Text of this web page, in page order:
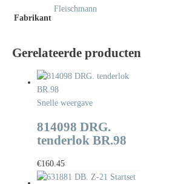
Fabrikant
Fleischmann
Gerelateerde producten
Snelle weergave
814098 DRG.
tenderlok BR.98
€160.45